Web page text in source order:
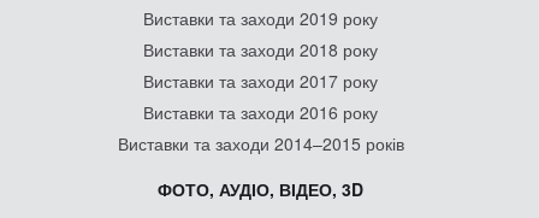
Виставки та заходи 2019 року
Виставки та заходи 2018 року
Виставки та заходи 2017 року
Виставки та заходи 2016 року
Виставки та заходи 2014–2015 років
ФОТО, АУДІО, ВІДЕО, 3D